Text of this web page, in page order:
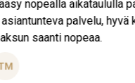
luotettava
ja
ja